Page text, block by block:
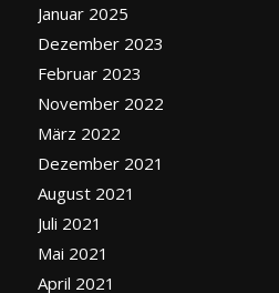
Januar 2025
Dezember 2023
Februar 2023
November 2022
März 2022
Dezember 2021
August 2021
Juli 2021
Mai 2021
April 2021